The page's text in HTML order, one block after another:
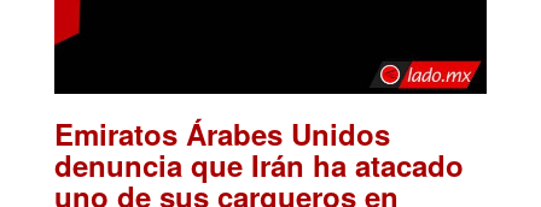
Emiratos Árabes Unidos
denuncia que Irán ha atacado
uno de sus cargueros en